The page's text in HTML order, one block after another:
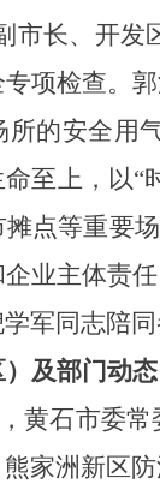
市长、开
项检查。
所的安全用
至上，以“
点等重要
业主体责
军同志陪同
及部门动态
黄石市委常
家洲新区